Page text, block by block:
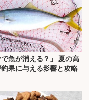
で魚が消える？」 夏の高
果に与える影響と攻略